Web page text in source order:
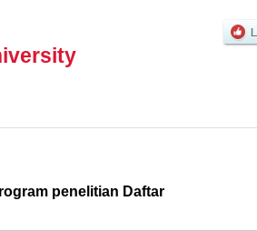
penelitian Daftar